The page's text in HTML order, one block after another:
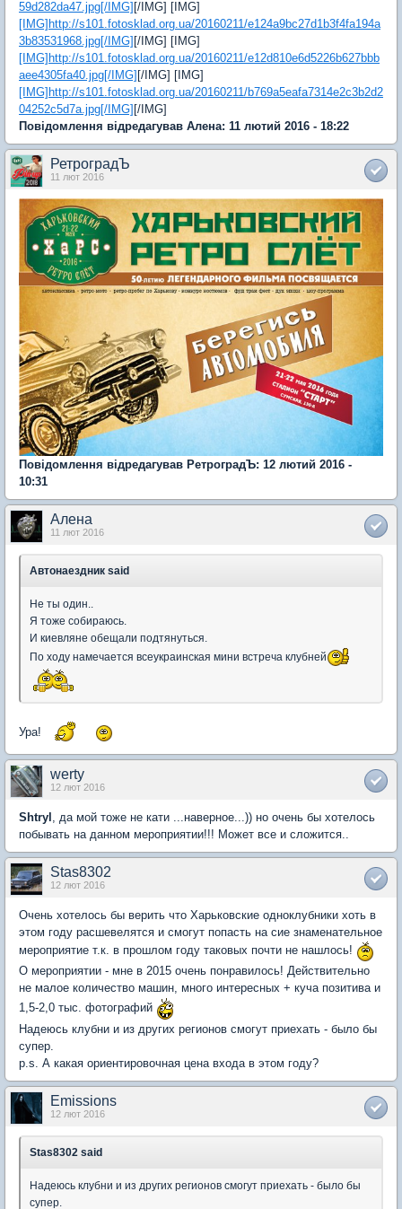
59d282da47.jpg[/IMG] [/IMG] [IMG]
[IMG]http://s101.fotosklad.org.ua/20160211/e124a9bc27d1b3f4fa194a
3b83531968.jpg[/IMG] [/IMG] [IMG]
[IMG]http://s101.fotosklad.org.ua/20160211/e12d810e6d5226b627bbb
aee4305fa40.jpg[/IMG] [/IMG] [IMG]
[IMG]http://s101.fotosklad.org.ua/20160211/b769a5eafa7314e2c3b2d2
04252c5d7a.jpg[/IMG] [/IMG]
Повідомлення відредагував Алена: 11 лютий 2016 - 18:22
РетроградЪ
11 лют 2016
Повідомлення відредагував РетроградЪ: 12 лютий 2016 -
10:31
Алена
11 лют 2016
Автонаездник said
Не ты один..
Я тоже собираюсь.
И киевляне обещали подтянуться.
По ходу намечается всеукраинская мини встреча клубней
Ура!
werty
12 лют 2016
Shtryl , да мой тоже не кати ...наверное...)) но очень бы хотелось
побывать на данном мероприятии!!! Может все и сложится..
Stas8302
12 лют 2016
Очень хотелось бы верить что Харьковские одноклубники хоть в
этом году расшевелятся и смогут попасть на сие знаменательное
мероприятие т.к. в прошлом году таковых почти не нашлось!
О мероприятии - мне в 2015 очень понравилось! Действительно
не малое количество машин, много интересных + куча позитива и
1,5-2,0 тыс. фотографий
Надеюсь клубни и из других регионов смогут приехать - было бы
супер.
p.s. А какая ориентировочная цена входа в этом году?
Emissions
12 лют 2016
Stas8302 said
Надеюсь клубни и из других регионов смогут приехать - было бы
супер.